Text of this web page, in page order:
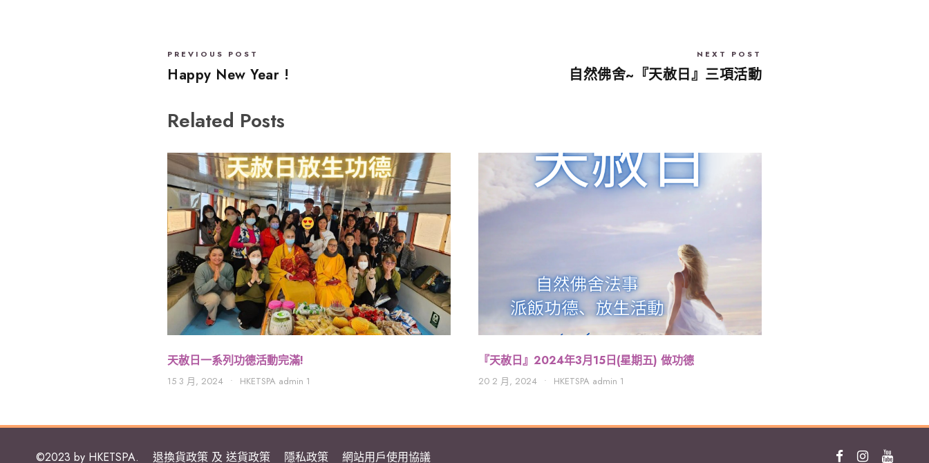
PREVIOUS POST
Happy New Year !
NEXT POST
自然佛舍~『天赦日』三項活動
Related Posts
天赦日一系列功德活動完滿!
15 3 月, 2024 • HKETSPA admin 1
『天赦日』2024年3月15日(星期五) 做功德
20 2 月, 2024 • HKETSPA admin 1
©2023 by HKETSPA. 退換貨政策 及 送貨政策 隱私政策 網站用戶使用協議